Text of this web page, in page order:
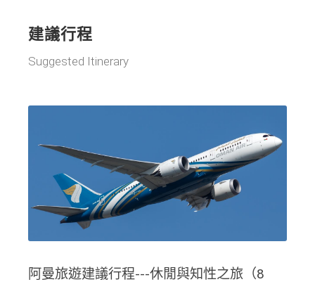
建議行程
Suggested Itinerary
阿曼旅遊建議行程---休閒與知性之旅（8